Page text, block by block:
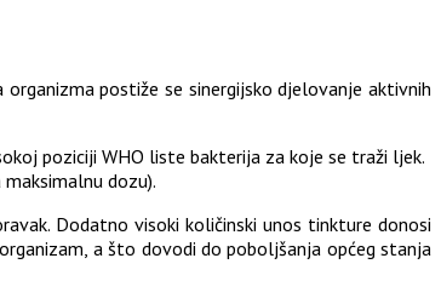
postiže se sinergijsko djelovanje aktivnih
poziciji WHO liste bakterija za koje se traži ljek.
dozu).
Dodatno visoki količinski unos tinkture donosi
a što dovodi do poboljšanja općeg stanja